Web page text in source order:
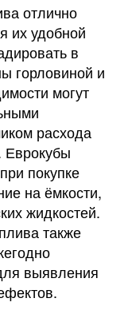
отлично
их удобной
в
горловиной и
могут
расхода
Еврокубы
покупке
на ёмкости,
жидкостей.
также
выявления